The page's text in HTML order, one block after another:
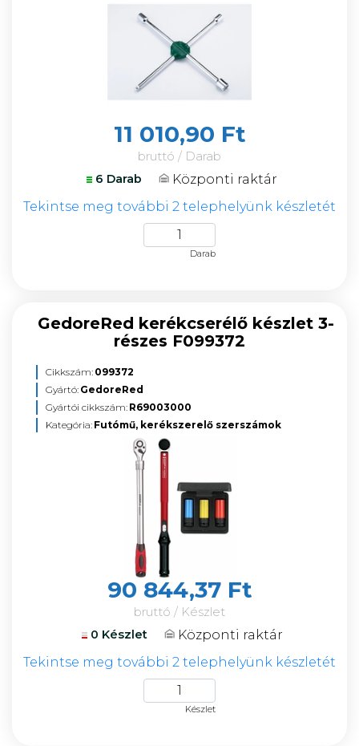
11 010,90 Ft
bruttó / Darab
6 Darab
Központi raktár
Tekintse meg további 2 telephelyünk készletét
Darab
GedoreRed kerékcserélő készlet 3-
részes F099372
Cikkszám: 099372
Gyártó: GedoreRed
Gyártói cikkszám: R69003000
Kategória: Futómű, kerékszerelő szerszámok
90 844,37 Ft
bruttó / Készlet
0 Készlet
Központi raktár
Tekintse meg további 2 telephelyünk készletét
Készlet